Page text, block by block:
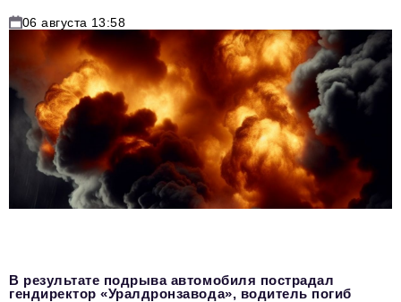
06 августа 13:58
В результате подрыва автомобиля пострадал
гендиректор «Уралдронзавода», водитель погиб